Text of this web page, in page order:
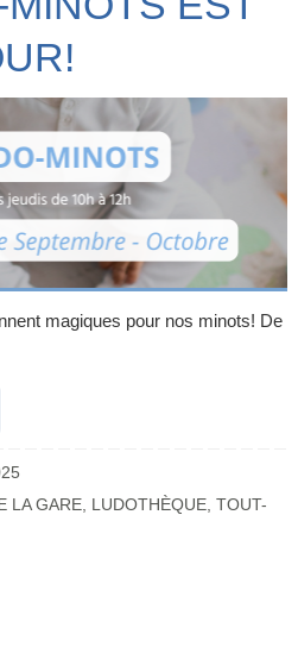
magiques pour nos minots! De
LA GARE LUDOTHÈQUE ,TOUT-